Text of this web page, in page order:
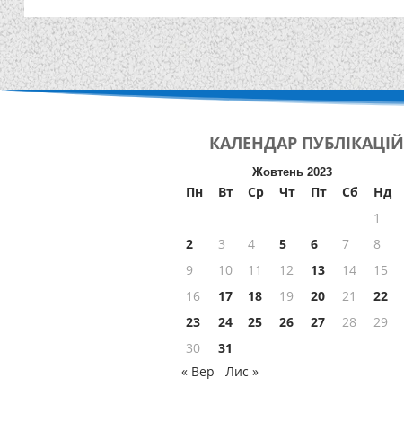
КАЛЕНДАР ПУБЛІКАЦІЙ
Жовтень 2023
Пн Вт Ср Чт Пт Сб
Нд
1
2
3 4 5 6 7
8
9
10 11 12 13 14
15
16
17 18 19 20 21
22
23
24 25 26 27 28
29
30
31
« Вер
Лис »